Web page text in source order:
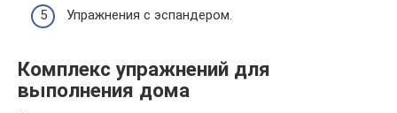
Упражнения с эспандером.
Комплекс упражнений для
выполнения дома